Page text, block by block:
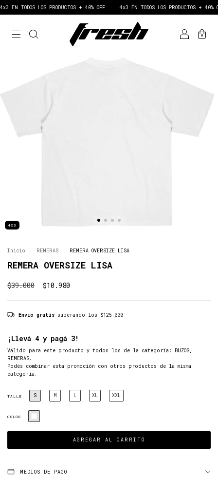
EN TODOS LOS PRODUCTOS + 40% OFF 4x3 EN TODOS LOS PRODUCTOS + 40%
0
4X3
Inicio . REMERAS . REMERA OVERSIZE LISA
REMERA OVERSIZE LISA
$39.000 $10.980
Envío gratis superando los $125.000
¡Llevá 4 y pagá 3!
Válido para este producto y todos los de la categoría: BUZOS,
REMERAS.
Podés combinar esta promoción con otros productos de la misma
categoría.
TALLE S M L XL XXL
COLOR
MEDIOS DE PAGO